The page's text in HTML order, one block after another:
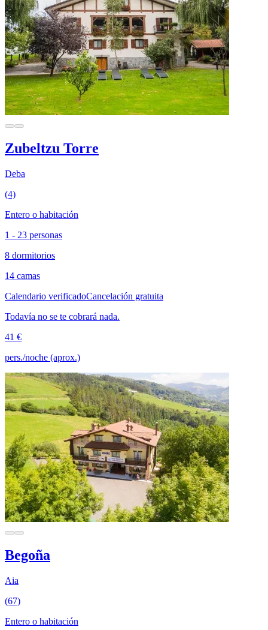
Zubeltzu Torre
Deba
(4)
Entero o habitación
1 - 23 personas
8 dormitorios
14 camas
Calendario verificadoCancelación gratuita
Todavía no se te cobrará nada.
41 €
pers./noche (aprox.)
Begoña
Aia
(67)
Entero o habitación